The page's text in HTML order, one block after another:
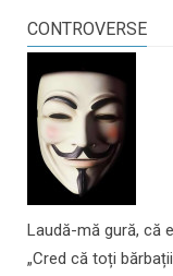
CONTROVERSE
Laudă-mă gură, că
„Cred că toți